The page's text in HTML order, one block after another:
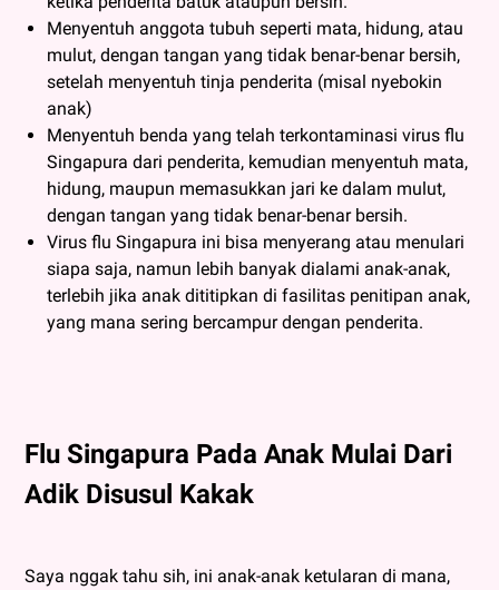
Menyentuh anggota tubuh seperti mata, hidung, atau
mulut, dengan tangan yang tidak benar-benar bersih,
setelah menyentuh tinja penderita (misal nyebokin
anak)
Menyentuh benda yang telah terkontaminasi virus flu
Singapura dari penderita, kemudian menyentuh mata,
hidung, maupun memasukkan jari ke dalam mulut,
dengan tangan yang tidak benar-benar bersih.
Virus flu Singapura ini bisa menyerang atau menulari
siapa saja, namun lebih banyak dialami anak-anak,
terlebih jika anak dititipkan di fasilitas penitipan anak,
yang mana sering bercampur dengan penderita.
Flu Singapura Pada Anak Mulai Dari
Adik Disusul Kakak
Saya nggak tahu sih, ini anak-anak ketularan di mana,